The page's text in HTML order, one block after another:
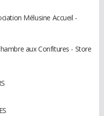
Mélusine Accueil -
aux Confitures - Store